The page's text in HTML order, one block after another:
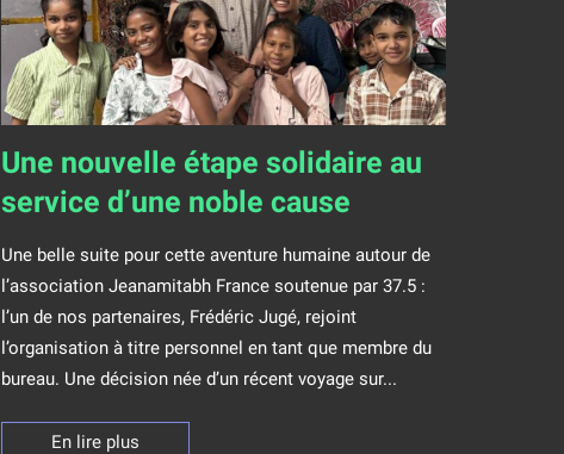
Une nouvelle étape solidaire au
service d’une noble cause
Une belle suite pour cette aventure humaine autour de
l’association Jeanamitabh France soutenue par 37.5 :
l’un de nos partenaires, Frédéric Jugé, rejoint
l’organisation à titre personnel en tant que membre du
bureau. Une décision née d’un récent voyage sur...
En lire plus